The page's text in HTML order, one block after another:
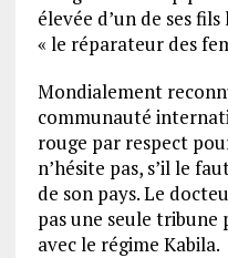
élevée d’un de ses
« le réparateur des
Mondialement
communauté
rouge par respect
n’hésite pas, s’il le
de son pays. Le
pas une seule
avec le régime Kabila.